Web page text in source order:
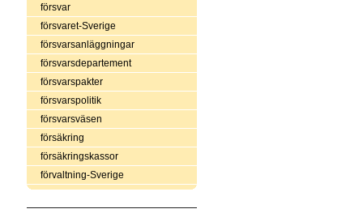
försvar
försvaret-Sverige
försvarsanläggningar
försvarsdepartement
försvarspakter
försvarspolitik
försvarsväsen
försäkring
försäkringskassor
förvaltning-Sverige